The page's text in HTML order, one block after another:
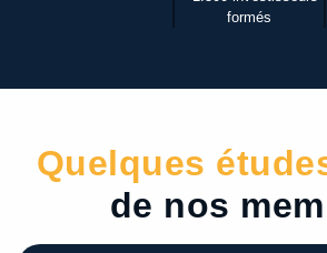
formés
Quelques
de nos